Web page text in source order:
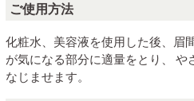
ご使用方法
化粧水、美容液を使用した後、眉
が気になる部分に適量をとり、 や
なじませます。